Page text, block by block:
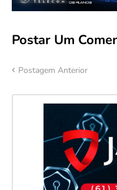
Postar Um
Postagem Anterior